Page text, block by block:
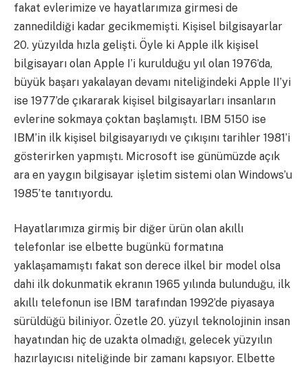
fakat evlerimize ve hayatlarımıza girmesi de
zannedildiği kadar gecikmemişti. Kişisel bilgisayarlar
20. yüzyılda hızla gelişti. Öyle ki Apple ilk kişisel
bilgisayarı olan Apple I’i kurulduğu yıl olan 1976’da,
büyük başarı yakalayan devamı niteliğindeki Apple II’yi
ise 1977’de çıkararak kişisel bilgisayarları insanların
evlerine sokmaya çoktan başlamıştı. IBM 5150 ise
IBM’in ilk kişisel bilgisayarıydı ve çıkışını tarihler 1981’i
gösterirken yapmıştı. Microsoft ise günümüzde açık
ara en yaygın bilgisayar işletim sistemi olan Windows’u
1985’te tanıtıyordu.
Hayatlarımıza girmiş bir diğer ürün olan akıllı
telefonlar ise elbette bugünkü formatına
yaklaşamamıştı fakat son derece ilkel bir model olsa
dahi ilk dokunmatik ekranın 1965 yılında bulunduğu, ilk
akıllı telefonun ise IBM tarafından 1992’de piyasaya
sürüldüğü biliniyor. Özetle 20. yüzyıl teknolojinin insan
hayatından hiç de uzakta olmadığı, gelecek yüzyılın
hazırlayıcısı niteliğinde bir zamanı kapsıyor. Elbette